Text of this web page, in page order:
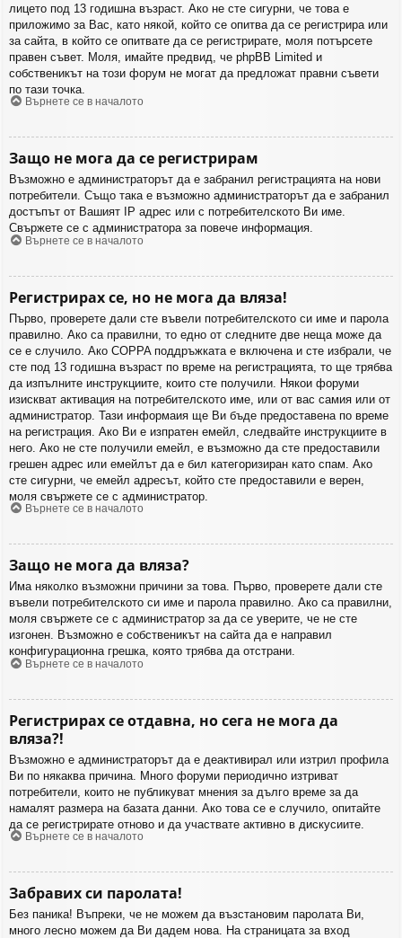
лицето под 13 годишна възраст. Ако не сте сигурни, че това е
приложимо за Вас, като някой, който се опитва да се регистрира или
за сайта, в който се опитвате да се регистрирате, моля потърсете
правен съвет. Моля, имайте предвид, че phpBB Limited и
собственикът на този форум не могат да предложат правни съвети
по тази точка.
Върнете се в началото
Защо не мога да се регистрирам
Възможно е администраторът да е забранил регистрацията на нови
потребители. Също така е възможно администраторът да е забранил
достъпът от Вашият IP адрес или с потребителското Ви име.
Свържете се с администратора за повече информация.
Върнете се в началото
Регистрирах се, но не мога да вляза!
Първо, проверете дали сте въвели потребителското си име и парола
правилно. Ако са правилни, то едно от следните две неща може да
се е случило. Ако COPPA поддръжката е включена и сте избрали, че
сте под 13 годишна възраст по време на регистрацията, то ще трябва
да изпълните инструкциите, които сте получили. Някои форуми
изискват активация на потребителското име, или от вас самия или от
администратор. Тази информаия ще Ви бъде предоставена по време
на регистрация. Ако Ви е изпратен емейл, следвайте инструкциите в
него. Ако не сте получили емейл, е възможно да сте предоставили
грешен адрес или емейлът да е бил категоризиран като спам. Ако
сте сигурни, че емейл адресът, който сте предоставили е верен,
моля свържете се с администратор.
Върнете се в началото
Защо не мога да вляза?
Има няколко възможни причини за това. Първо, проверете дали сте
въвели потребителското си име и парола правилно. Ако са правилни,
моля свържете се с администратор за да се уверите, че не сте
изгонен. Възможно е собственикът на сайта да е направил
конфигурационна грешка, която трябва да отстрани.
Върнете се в началото
Регистрирах се отдавна, но сега не мога да
вляза?!
Възможно е администраторът да е деактивирал или изтрил профила
Ви по някаква причина. Много форуми периодично изтриват
потребители, които не публикуват мнения за дълго време за да
намалят размера на базата данни. Ако това се е случило, опитайте
да се регистрирате отново и да участвате активно в дискусиите.
Върнете се в началото
Забравих си паролата!
Без паника! Въпреки, че не можем да възстановим паролата Ви,
много лесно можем да Ви дадем нова. На страницата за вход